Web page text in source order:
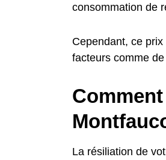
consommation de
Cependant, ce
facteurs comme
La résiliation de